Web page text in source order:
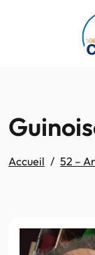
Passer au contenu
Accueil 52 –